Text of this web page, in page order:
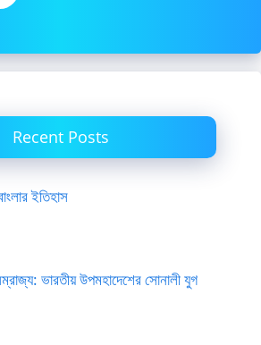
Recent Posts
ইতিহাস
ভারতীয় উপমহাদেশের সোনালী যুগ